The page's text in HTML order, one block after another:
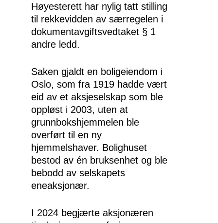
Høyesterett har nylig tatt stilling
til rekkevidden av særregelen i
dokumentavgiftsvedtaket § 1
andre ledd.
Saken gjaldt en boligeiendom i
Oslo, som fra 1919 hadde vært
eid av et aksjeselskap som ble
oppløst i 2003, uten at
grunnbokshjemmelen ble
overført til en ny
hjemmelshaver. Bolighuset
bestod av én bruksenhet og ble
bebodd av selskapets
eneaksjonær.
I 2024 begjærte aksjonæren